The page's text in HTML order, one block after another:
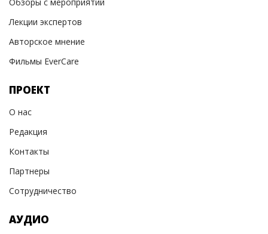
Лекции экспертов
Авторское мнение
Фильмы EverCare
ПРОЕКТ
О нас
Редакция
Контакты
Партнеры
Сотрудничество
АУДИО